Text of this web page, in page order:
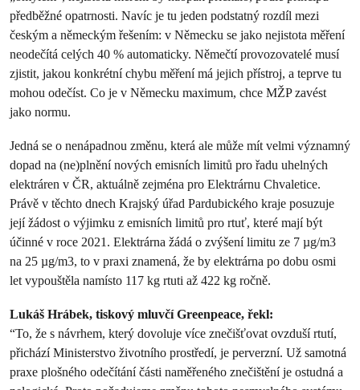
předběžné opatrnosti. Navíc je tu jeden podstatný rozdíl mezi
českým a německým řešením: v Německu se jako nejistota měření
neodečítá celých 40 % automaticky. Němečtí provozovatelé musí
zjistit, jakou konkrétní chybu měření má jejich přístroj, a teprve tu
mohou odečíst. Co je v Německu maximum, chce MŽP zavést
jako normu.
Jedná se o nenápadnou změnu, která ale může mít velmi významný
dopad na (ne)plnění nových emisních limitů pro řadu uhelných
elektráren v ČR, aktuálně zejména pro Elektrárnu Chvaletice.
Právě v těchto dnech Krajský úřad Pardubického kraje posuzuje
její žádost o výjimku z emisních limitů pro rtuť, které mají být
účinné v roce 2021. Elektrárna žádá o zvýšení limitu ze 7 µg/m3
na 25 µg/m3, to v praxi znamená, že by elektrárna po dobu osmi
let vypouštěla namísto 117 kg rtuti až 422 kg ročně.
Lukáš Hrábek, tiskový mluvčí Greenpeace, řekl:
“To, že s návrhem, který dovoluje více znečišťovat ovzduší rtutí,
přichází Ministerstvo životního prostředí, je perverzní. Už samotná
praxe plošného odečítání části naměřeného znečištění je ostudná a